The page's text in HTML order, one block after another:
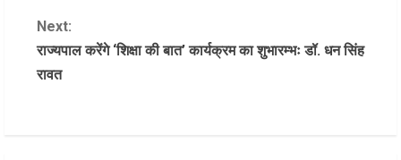
n
t
Next:
राज्यपाल करेंगे ‘शिक्षा की बात’ कार्यक्रम का शुभारम्भः डॉ. धन सिंह
रावत